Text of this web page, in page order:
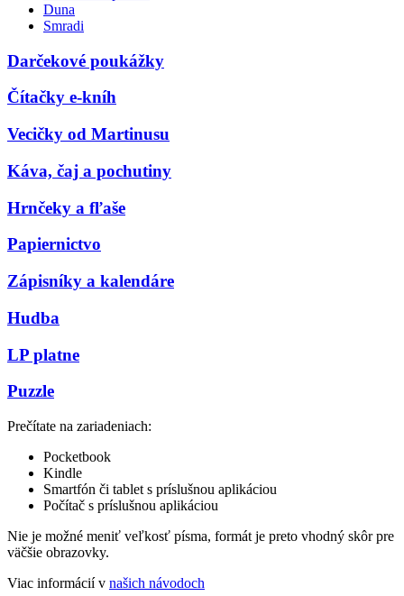
Duna
Smradi
Darčekové poukážky
Čítačky e-kníh
Vecičky od Martinusu
Káva, čaj a pochutiny
Hrnčeky a fľaše
Papiernictvo
Zápisníky a kalendáre
Hudba
LP platne
Puzzle
Prečítate na zariadeniach:
Pocketbook
Kindle
Smartfón či tablet s príslušnou aplikáciou
Počítač s príslušnou aplikáciou
Nie je možné meniť veľkosť písma, formát je preto vhodný skôr pre
väčšie obrazovky.
Viac informácií v našich návodoch